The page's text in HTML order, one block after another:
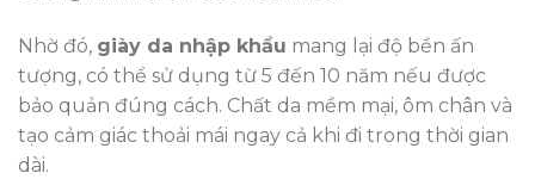
Nhờ đó, giày da nhập khẩu mang lại độ bền ấn
tượng, có thể sử dụng từ 5 đến 10 năm nếu được
bảo quản đúng cách. Chất da mềm mại, ôm chân và
tạo cảm giác thoải mái ngay cả khi đi trong thời gian
dài.